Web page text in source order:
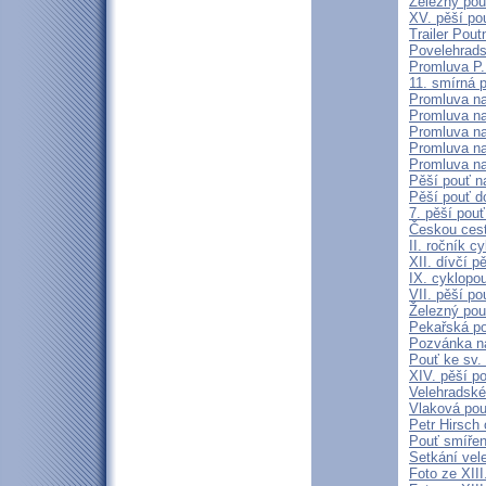
XV. pěší
Trailer
Promluva
11. smírná
Promluva
Promluva
Promluva
Promluva
Promluva
Pěší pouť
Pěší pouť
7. pěší
Českou
II. ročník
XII. dívčí
IX.
VII. pěší
Železný
Pekařská
Pozvánka
Pouť ke sv.
XIV. pěší
Vlaková
Petr Hirsch
Pouť
Setkání
Foto ze